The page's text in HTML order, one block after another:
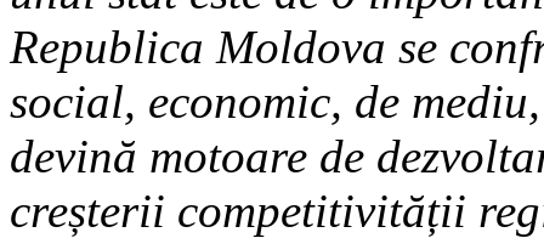
Republica Moldova se
social, economic, de
devină motoare de
creșterii competitivității